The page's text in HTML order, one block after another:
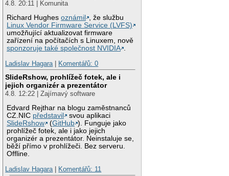
4.8. 20:11 | Komunita
Richard Hughesoznámil
, že službu
Linux Vendor Firmware Service (LVFS)
umožňující aktualizovat firmware
zařízení na počítačích s Linuxem, nově
sponzoruje také společnost NVIDIA .
Ladislav Hagara| Komentářů: 0
SlideRshow, prohlížeč fotek, ale i
jejich organizér a prezentátor
4.8. 12:22 | Zajímavý software
Edvard Rejthar na blogu zaměstnanců
CZ.NIC představil
svou aplikaci
SlideRshow
(GitHub ). Funguje jako
prohlížeč fotek, ale i jako jejich
organizér a prezentátor. Neinstaluje se,
běží přímo v prohlížeči. Bez serveru.
Offline.
Ladislav Hagara| Komentářů: 11